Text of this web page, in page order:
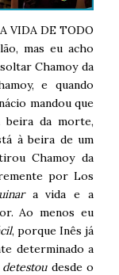
VIDA DE TODO
mas eu acho
Chamoy da
e quando
mandou que
beira da morte,
à beira de um
Chamoy da
por Los
a vida e a
Ao menos eu
, porque Inês já
determinado a
detestoudesde o